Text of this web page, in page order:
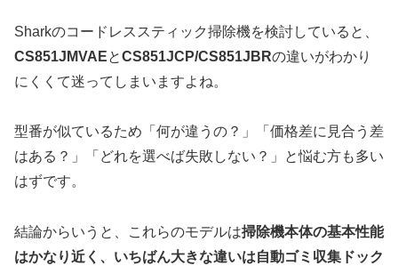
Sharkのコードレススティック掃除機を検討していると、
CS851JMVAEとCS851JCP/CS851JBRの違いがわかり
にくくて迷ってしまいますよね。
型番が似ているため「何が違うの？」「価格差に見合う差
はある？」「どれを選べば失敗しない？」と悩む方も多い
はずです。
結論からいうと、これらのモデルは掃除機本体の基本性能
はかなり近く、いちばん大きな違いは自動ゴミ収集ドック